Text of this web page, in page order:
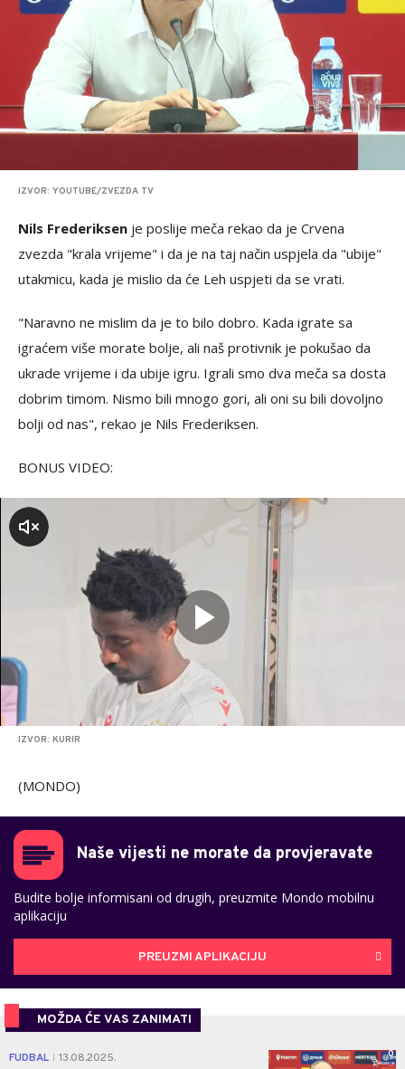
IZVOR: YOUTUBE/ZVEZDA TV
Nils Frederiksen je poslije meča rekao da je Crvena
zvezda "krala vrijeme" i da je na taj način uspjela da "ubije"
utakmicu, kada je mislio da će Leh uspjeti da se vrati.
"Naravno ne mislim da je to bilo dobro. Kada igrate sa
igraćem više morate bolje, ali naš protivnik je pokušao da
ukrade vrijeme i da ubije igru. Igrali smo dva meča sa dosta
dobrim timom. Nismo bili mnogo gori, ali oni su bili dovoljno
bolji od nas", rekao je Nils Frederiksen.
BONUS VIDEO:
IZVOR: KURIR
(MONDO)
Naše vijesti ne morate da provjeravate
Budite bolje informisani od drugih, preuzmite Mondo mobilnu
aplikaciju
PREUZMI APLIKACIJU
MOŽDA ĆE VAS ZANIMATI
FUDBAL 13.08.2025. 0